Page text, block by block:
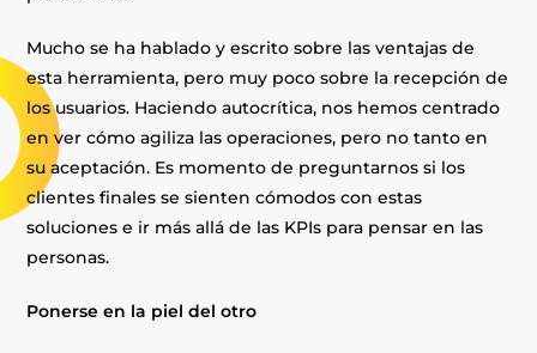
Mucho se ha hablado y escrito sobre las ventajas de
esta herramienta, pero muy poco sobre la recepción de
los usuarios. Haciendo autocrítica, nos hemos centrado
en ver cómo agiliza las operaciones, pero no tanto en
su aceptación. Es momento de preguntarnos si los
clientes finales se sienten cómodos con estas
soluciones e ir más allá de las KPIs para pensar en las
personas.
Ponerse en la piel del otro